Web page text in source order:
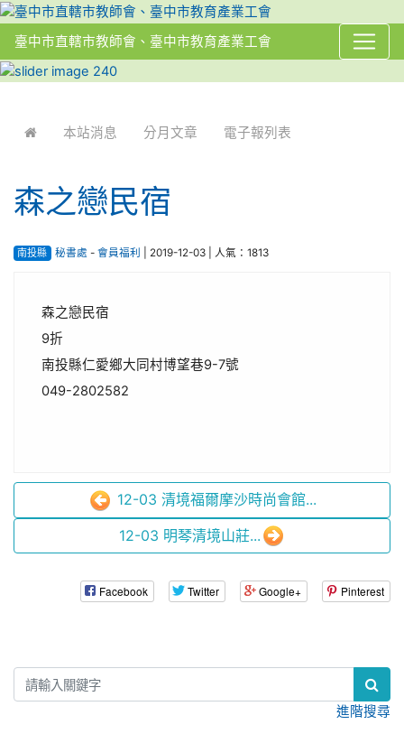
臺中市直轄市教師會、臺中市教育產業工會
本站消息 分月文章 電子報列表
森之戀民宿
南投縣 秘書處 - 會員福利 | 2019-12-03 | 人氣：1813
森之戀民宿
9折
南投縣仁愛鄉大同村博望巷9-7號
049-2802582
12-03 清境福爾摩沙時尚會館...
12-03 明琴清境山莊...
Facebook Twitter Google+ Pinterest
進階搜尋